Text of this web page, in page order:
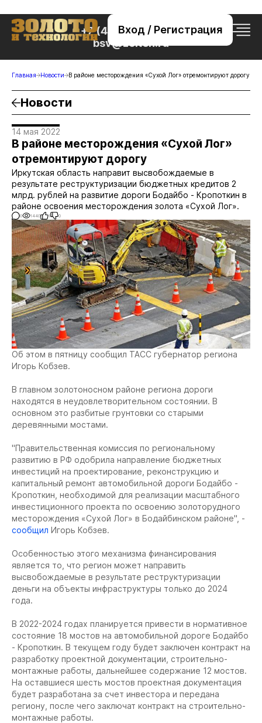
Вход / Регистрация
+7 (495) 221-76-32
bsv@zolteh.ru
Главная Новости В районе месторождения «Сухой Лог» отремонтируют дорогу
Новости
14 мая 2022
В районе месторождения «Сухой Лог»
отремонтируют дорогу
Иркутская область направит высвобождаемые в
результате реструктуризации бюджетных кредитов 2
млрд. рублей на развитие дороги Бодайбо - Кропоткин в
районе освоения месторождения золота «Сухой Лог».
0 1440 1 0
Об этом в пятницу сообщил ТАСС губернатор региона
Игорь Кобзев.
В главном золотоносном районе региона дороги
находятся в неудовлетворительном состоянии. В
основном это разбитые грунтовки со старыми
деревянными мостами.
"Правительственная комиссия по региональному
развитию в РФ одобрила направление бюджетных
инвестиций на проектирование, реконструкцию и
капитальный ремонт автомобильной дороги Бодайбо -
Кропоткин, необходимой для реализации масштабного
инвестиционного проекта по освоению золоторудного
месторождения «Сухой Лог» в Бодайбинском районе", -
сообщил Игорь Кобзев.
Особенностью этого механизма финансирования
является то, что регион может направить
высвобождаемые в результате реструктуризации
деньги на объекты инфраструктуры только до 2024
года.
В 2022-2024 годах планируется привести в нормативное
состояние 18 мостов на автомобильной дороге Бодайбо
- Кропоткин. В текущем году будет заключен контракт на
разработку проектной документации, строительно-
монтажные работы, дальнейшее содержание 12 мостов.
На оставшиеся шесть мостов проектная документация
будет разработана за счет инвестора и передана
региону, после чего заключат контракт на строительно-
монтажные работы.